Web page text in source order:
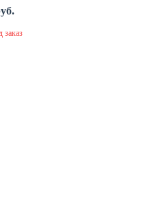
заказ